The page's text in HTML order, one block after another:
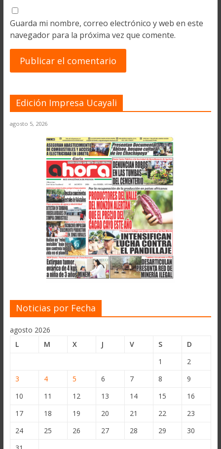
Guarda mi nombre, correo electrónico y web en este
navegador para la próxima vez que comente.
Edición Impresa Ucayali
agosto 5, 2026
Noticias por Fecha
agosto 2026
L
M X J V S
D
1
2
3
4 5 6 7 8
9
10
11 12 13 14 15
16
17
18 19 20 21 22
23
24
25 26 27 28 29
30